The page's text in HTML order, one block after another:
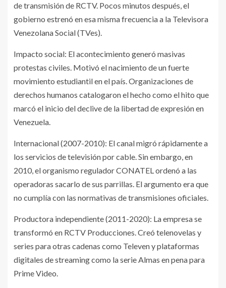
de transmisión de RCTV. Pocos minutos después, el
gobierno estrenó en esa misma frecuencia a la Televisora
Venezolana Social (TVes).
Impacto social: El acontecimiento generó masivas
protestas civiles. Motivó el nacimiento de un fuerte
movimiento estudiantil en el país. Organizaciones de
derechos humanos catalogaron el hecho como el hito que
marcó el inicio del declive de la libertad de expresión en
Venezuela.
Internacional (2007-2010): El canal migró rápidamente a
los servicios de televisión por cable. Sin embargo, en
2010, el organismo regulador CONATEL ordenó a las
operadoras sacarlo de sus parrillas. El argumento era que
no cumplía con las normativas de transmisiones oficiales.
Productora independiente (2011-2020): La empresa se
transformó en RCTV Producciones. Creó telenovelas y
series para otras cadenas como Televen y plataformas
digitales de streaming como la serie Almas en pena para
Prime Video.